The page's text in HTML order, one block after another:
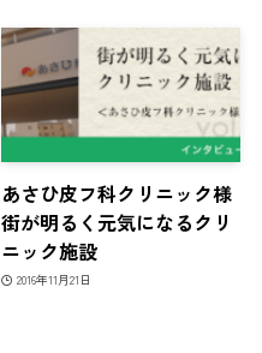
あさひ皮フ科クリニック様
街が明るく元気になるクリ
ニック施設
2016年11月21日